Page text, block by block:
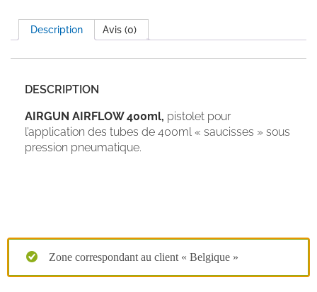
Description Avis (0)
DESCRIPTION
AIRGUN AIRFLOW 400ml, pistolet pour
l’application des tubes de 400ml « saucisses » sous
pression pneumatique.
Zone correspondant au client « Belgique »